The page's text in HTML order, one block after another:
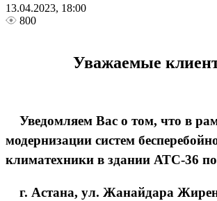
13.04.2023, 18:00
800
Уважаемые
Уведомляем Вас о том, что в
модернизации систем
климатехники в здании АТС-36 по
г. Астана, ул. Жанайдара